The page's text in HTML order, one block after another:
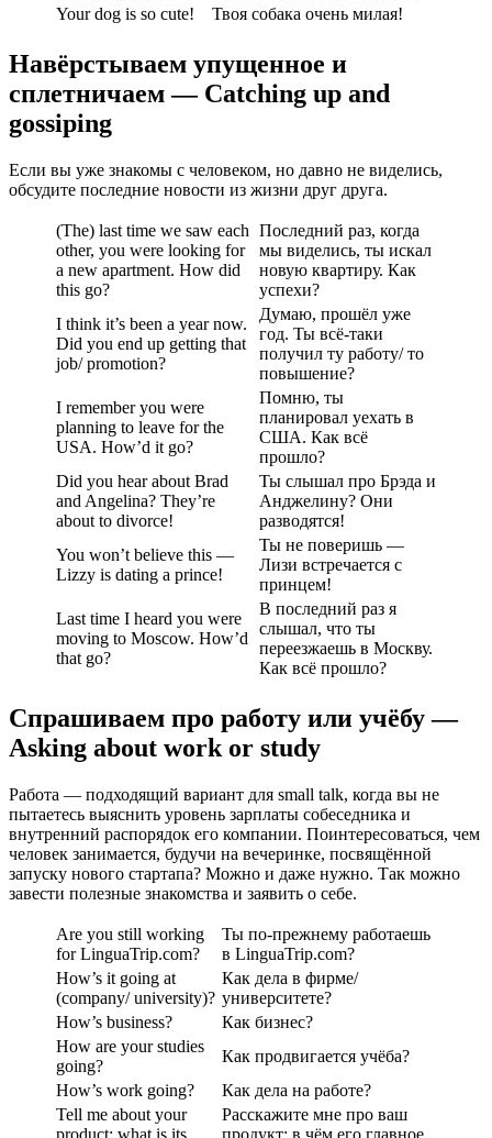
Your dog is so cute!
Твоя собака очень милая!
Навёрстываем упущенное и
сплетничаем — Catching up and
gossiping
Если вы уже знакомы с человеком, но давно не виделись,
обсудите последние новости из жизни друг друга.
(The) last time we saw each
other, you were looking for
a new apartment. How did
this go?
Последний раз, когда
мы виделись, ты искал
новую квартиру. Как
успехи?
I think it’s been a year now.
Did you end up getting that
job/ promotion?
Думаю, прошёл уже
год. Ты всё-таки
получил ту работу/ то
повышение?
I remember you were
planning to leave for the
USA. How’d it go?
Помню, ты
планировал уехать в
США. Как всё
прошло?
Did you hear about Brad
and Angelina? They’re
about to divorce!
Ты слышал про Брэда и
Анджелину? Они
разводятся!
You won’t believe this —
Lizzy is dating a prince!
Ты не поверишь —
Лизи встречается с
принцем!
Last time I heard you were
moving to Moscow. How’d
that go?
В последний раз я
слышал, что ты
переезжаешь в Москву.
Как всё прошло?
Спрашиваем про работу или учёбу —
Asking about work or study
Работа — подходящий вариант для small talk, когда вы не
пытаетесь выяснить уровень зарплаты собеседника и
внутренний распорядок его компании. Поинтересоваться, чем
человек занимается, будучи на вечеринке, посвящённой
запуску нового стартапа? Можно и даже нужно. Так можно
завести полезные знакомства и заявить о себе.
Are you still working
for LinguaTrip.com?
Ты по-прежнему работаешь
в LinguaTrip.com?
How’s it going at
(company/ university)?
Как дела в фирме/
университете?
How’s business?
Как бизнес?
How are your studies
going?
Как продвигается учёба?
How’s work going?
Как дела на работе?
Tell me about your
product: what is its
Расскажите мне про ваш
продукт: в чём его главное